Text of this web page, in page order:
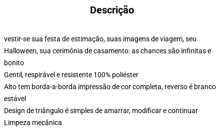
Descrição
vestir-se sua festa de estimação, suas imagens de viagem, seu
Halloween, sua cerimônia de casamento: as chances são infinitas e
bonito
Gentil, respirável e resistente 100% poliéster
Alto tem borda-a-borda impressão de cor completa, reverso é branco
estável
Design de triângulo é simples de amarrar, modificar e continuar
Limpeza mecânica